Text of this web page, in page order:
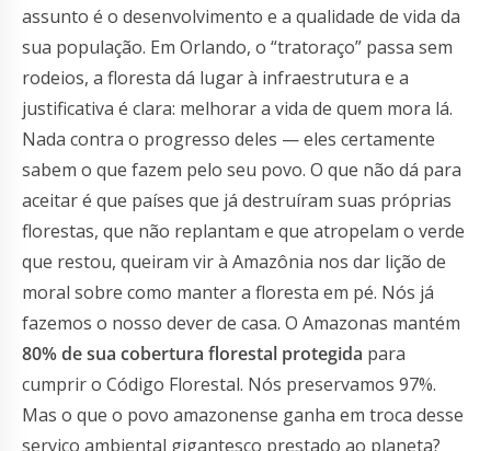
assunto é o desenvolvimento e a qualidade de vida da
sua população. Em Orlando, o “tratoraço” passa sem
rodeios, a floresta dá lugar à infraestrutura e a
justificativa é clara: melhorar a vida de quem mora lá.
Nada contra o progresso deles — eles certamente
sabem o que fazem pelo seu povo. O que não dá para
aceitar é que países que já destruíram suas próprias
florestas, que não replantam e que atropelam o verde
que restou, queiram vir à Amazônia nos dar lição de
moral sobre como manter a floresta em pé. Nós já
fazemos o nosso dever de casa. O Amazonas mantém
80% de sua cobertura florestal protegida para
cumprir o Código Florestal. Nós preservamos 97%.
Mas o que o povo amazonense ganha em troca desse
serviço ambiental gigantesco prestado ao planeta?